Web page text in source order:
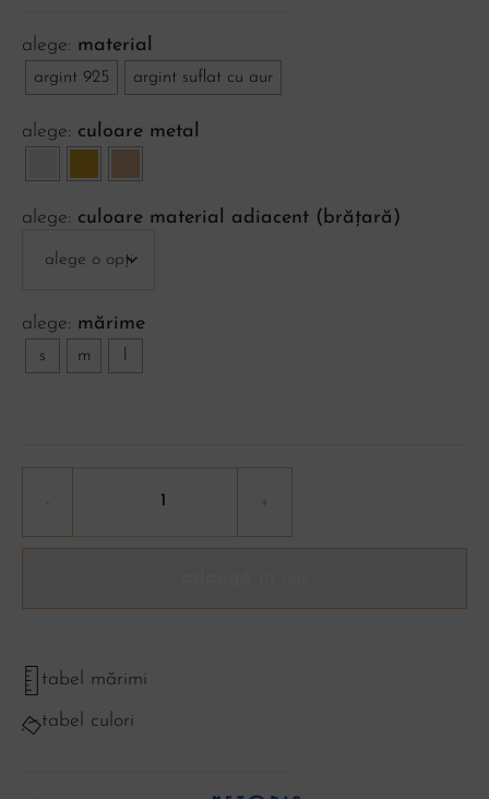
material
argint 925 argint suflat cu aur
culoare metal
culoare material adiacent (brățară)
mărime
s m
tabel mărimi
tabel culori